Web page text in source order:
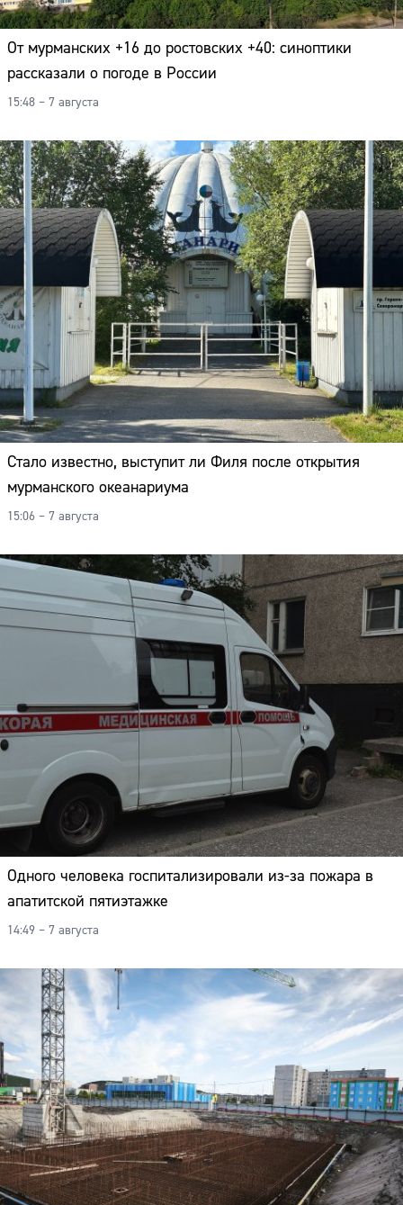
От мурманских +16 до ростовских +40: синоптики
рассказали о погоде в России
15:48 – 7 августа
Стало известно, выступит ли Филя после открытия
мурманского океанариума
15:06 – 7 августа
Одного человека госпитализировали из-за пожара в
апатитской пятиэтажке
14:49 – 7 августа
Адрес:
Телефон: